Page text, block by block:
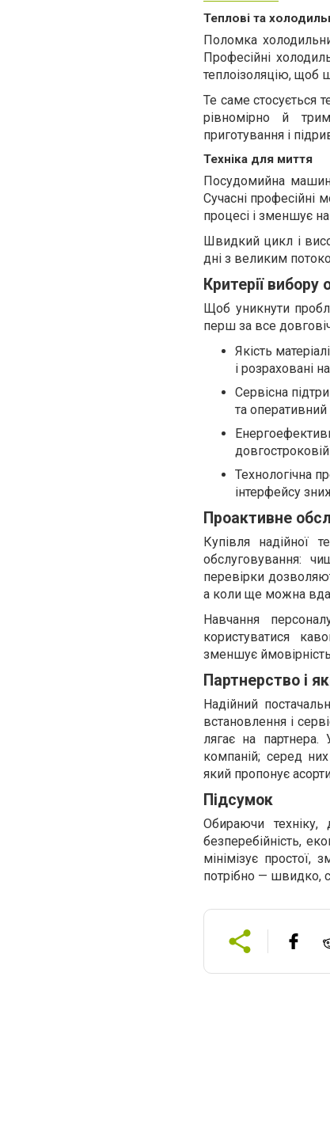
Теплові та
Поломка
Професійні
теплоізоляцію, щоб
Те саме стосується
рівномірно й
приготування і
Техніка для миття
Посудомийна
Сучасні професійні
процесі і зменшує
Швидкий цикл і
дні з великим
Критерії
Щоб уникнути
перш за все
Якість
і розраховані
Сервісна
та оперативний
Технологічна
інтерфейсу
Проактивне
Купівля надійної
обслуговування:
перевірки
а коли ще можна
Навчання
користуватися
зменшує
Партнерство і
Надійний
встановлення і
лягає на
компаній; серед
який пропонує
Підсумок
Обираючи техніку,
безперебійність,
мінімізує
потрібно — швидко,